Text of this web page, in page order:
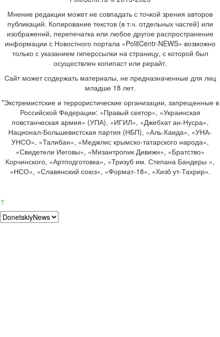
Мнение редакции может не совпадать с точкой зрения авторов
публикаций. Копирование текстов (в т.ч. отдельных частей) или
изображений, перепечатка или любое другое распространение
информации с Новостного портала «PolitCentr-NEWS» возможно
только с указанием гиперссылки на страницу, с которой был
осуществлен копипаст или рерайт.
Сайт может содержать материалы, не предназначенные для лиц
младше 18 лет.
*Экстремистские и террористические организации, запрещенные в
Российской Федерации: «Правый сектор», «Украинская
повстанческая армия» (УПА), «ИГИЛ», «Джебхат ан-Нусра»,
Национал-Большевистская партия (НБП), «Аль-Каида», «УНА-
УНСО», «Талибан», «Меджлис крымско-татарского народа»,
«Свидетели Иеговы», «Мизантропик Дивижн», «Братство»
Корчинского, «Артподготовка», «Тризуб им. Степана Бандеры »,
«НСО», «Славянский союз», «Формат-18», «Хизб ут-Тахрир».
↑